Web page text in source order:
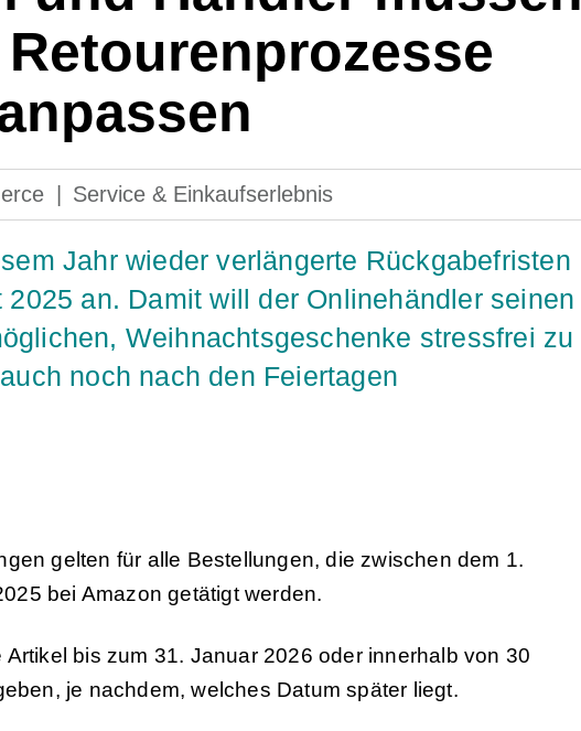
Service & Einkaufserlebnis
Jahr wieder verlängerte Rückgabefristen
an. Damit will der Onlinehändler seinen
Weihnachtsgeschenke stressfrei zu
noch nach den Feiertagen
gelten für alle Bestellungen, die zwischen dem 1.
bei Amazon getätigt werden.
bis zum 31. Januar 2026 oder innerhalb von 30
je nachdem, welches Datum später liegt.